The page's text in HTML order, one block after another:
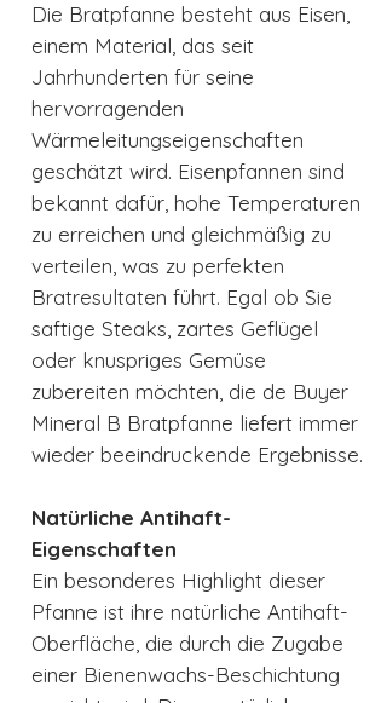
Die Bratpfanne besteht aus Eisen,
einem Material, das seit
Jahrhunderten für seine
hervorragenden
Wärmeleitungseigenschaften
geschätzt wird. Eisenpfannen sind
bekannt dafür, hohe Temperaturen
zu erreichen und gleichmäßig zu
verteilen, was zu perfekten
Bratresultaten führt. Egal ob Sie
saftige Steaks, zartes Geflügel
oder knuspriges Gemüse
zubereiten möchten, die de Buyer
Mineral B Bratpfanne liefert immer
wieder beeindruckende Ergebnisse.
Natürliche Antihaft-
Eigenschaften
Ein besonderes Highlight dieser
Pfanne ist ihre natürliche Antihaft-
Oberfläche, die durch die Zugabe
einer Bienenwachs-Beschichtung